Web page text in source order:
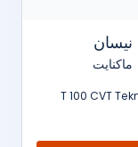
نيسان
ماكنايت